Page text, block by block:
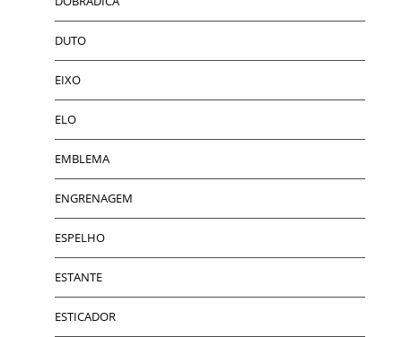
DUTO
EIXO
ELO
EMBLEMA
ENGRENAGEM
ESPELHO
ESTANTE
ESTICADOR